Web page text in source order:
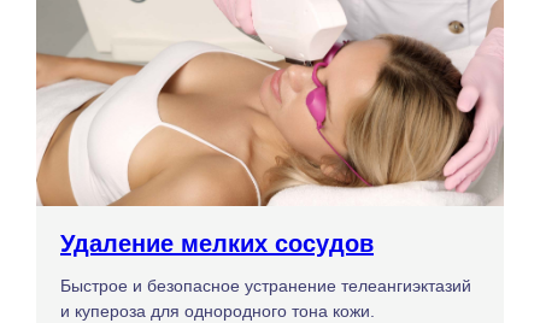
Удаление мелких сосудов
Быстрое и безопасное устранение телеангиэктазий
и купероза для однородного тона кожи.